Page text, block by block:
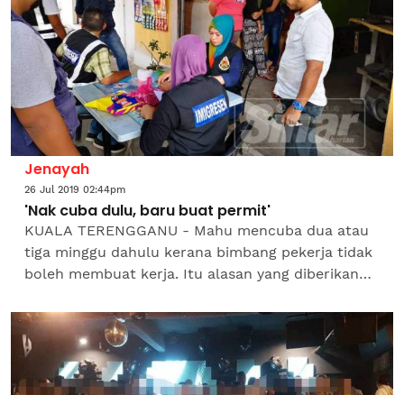
Jenayah
26 Jul 2019 02:44pm
'Nak cuba dulu, baru buat permit'
KUALA TERENGGANU - Mahu mencuba dua atau
tiga minggu dahulu kerana bimbang pekerja tidak
boleh membuat kerja. Itu alasan yang diberikan
dikesan menggaji...